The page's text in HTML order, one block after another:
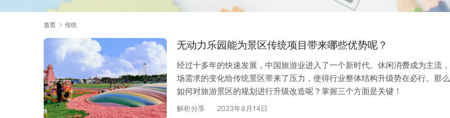
首页 传统
无动力乐园能为景区传统项目带来哪些优势呢？
经过十多年的快速发展，中国旅游业进入了一个新时代。休闲消费成为主流
场需求的变化给传统景区带来了压力，使得行业整体结构升级势在必行。那
如何对旅游景区的规划进行升级改造呢？掌握三个方面是关键！
解析分享 2023年8月14日